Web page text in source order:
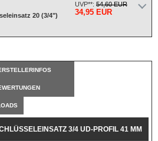
20 (3/4")
UVP**: 54,60 EUR
34,95 EUR
3/4 UD-PROFIL 41 MM